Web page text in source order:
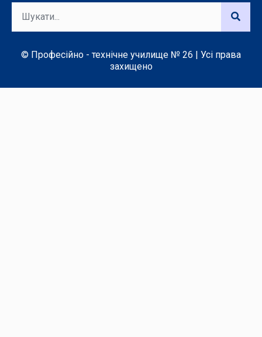
© Професійно - технічне училище № 26 | Усі права
захищено